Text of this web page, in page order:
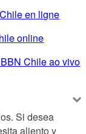
en ligne
online
Chile ao vivo
Si desea
aliento y